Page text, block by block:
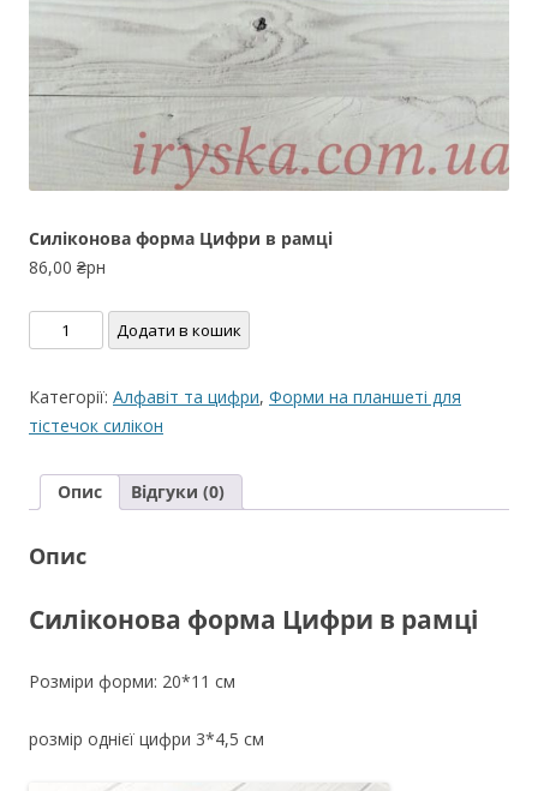
Силіконова форма Цифри в рамці
86,00 ₴рн
Силіконова
форма
в
рамці
Додати в кошик
Категорії: Алфавіт та цифри, Форми на планшеті для
тістечок силікон
Опис Відгуки (0)
Опис
Силіконова форма Цифри в рамці
Розміри форми: 20*11 см
розмір однієї цифри 3*4,5 см